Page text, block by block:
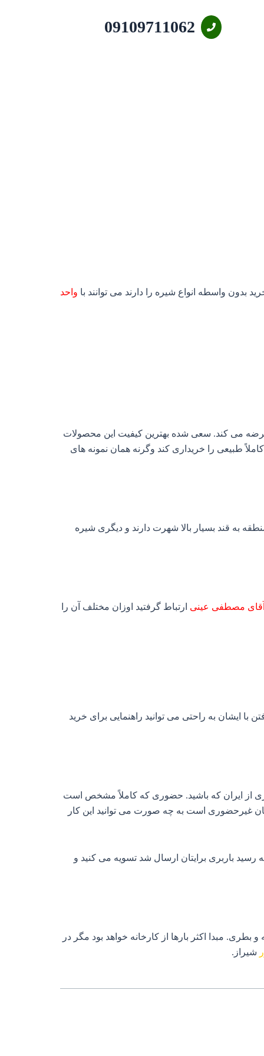
09109711062
واسطه انواع شیره را دارند می توانند با واحد
می کند. سعی شده بهترین کیفیت این محصولات
طبیعی را خریداری کند وگرنه همان نمونه های
به قند بسیار بالا شهرت دارند و دیگری شیره
مصطفی عینی ارتباط گرفتید اوزان مختلف آن را
ایشان به راحتی می توانید راهنمایی برای خرید
از ایران که باشید. حضوری که کاملاً مشخص است
غیرحضوری است به چه صورت می توانید این کار
باربری برایتان ارسال شد تسویه می کنید و
مبدا اکثر بارها از کارخانه خواهد بود مگر در
شیراز.